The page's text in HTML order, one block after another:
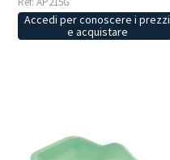
Accedi per conoscere i prezzi
e acquistare